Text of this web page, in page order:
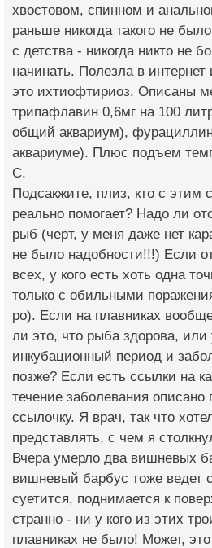
хвостовом, спинном и
раньше никогда такого не
с детства - никогда никто не
начинать. Полезла в интернет
это ихтиофтириоз. Описаны
трипафлавин 0,6мг на 100
общий аквариум),
аквариуме). Плюс подъем
С.
Подсакжите, плиз, кто с этим
реально помогает? Надо ли
рыб (черт, у меня даже нет
не было надобности!!!) Если
всех, у кого есть хоть одна
только с обильными
ро). Если на плавниках
ли это, что рыба здорова,
инкубационный период и
позже? Если есть ссылки на
течение заболевания описано
ссылочку. Я врач, так что
представлять, с чем я
Вчера умерло два вишневых
вишневый барбус тоже ведет
суетится, поднимается к
странно - ни у кого из этих
плавниках не было! Может, это